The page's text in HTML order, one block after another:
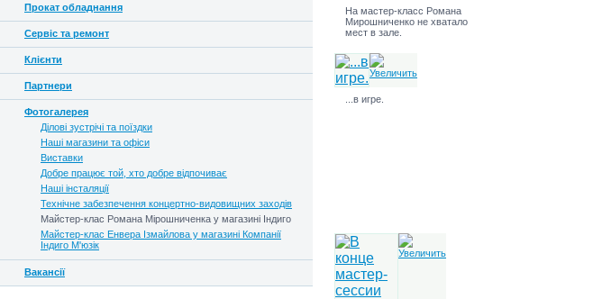
Прокат обладнання
Сервіс та ремонт
Клієнти
Партнери
Фотогалерея
Ділові зустрічі та поїздки
Наші магазини та офіси
Виставки
Добре працює той, хто добре відпочиває
Наші інсталяції
Технічне забезпечення концертно-видовищних заходів
Майстер-клас Романа Мірошниченка у магазині Індиго
Майстер-клас Енвера Ізмайлова у магазині Компанії
Індиго М'юзік
Вакансії
На мастер-класс Романа
Мирошниченко не хватало
мест в зале.
...в игре.